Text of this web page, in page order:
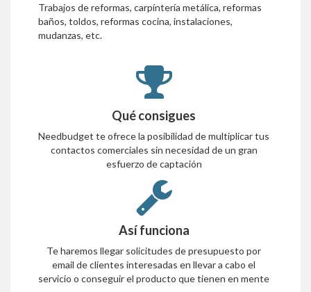
Trabajos de reformas, carpíntería metálica, reformas
baños, toldos, reformas cocina, instalaciones,
mudanzas, etc.
Qué consigues
Needbudget te ofrece la posibilidad de multiplicar tus
contactos comerciales sin necesidad de un gran
esfuerzo de captación
Así funciona
Te haremos llegar solicitudes de presupuesto por
email de clientes interesadas en llevar a cabo el
servicio o conseguir el producto que tienen en mente